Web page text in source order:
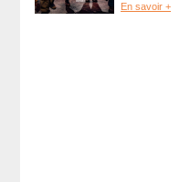
En savoir +